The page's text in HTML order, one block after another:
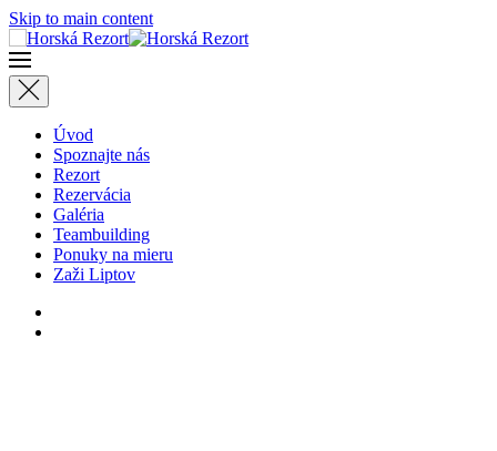
Skip to main content
Úvod
Spoznajte nás
Rezort
Rezervácia
Galéria
Teambuilding
Ponuky na mieru
Zaži Liptov